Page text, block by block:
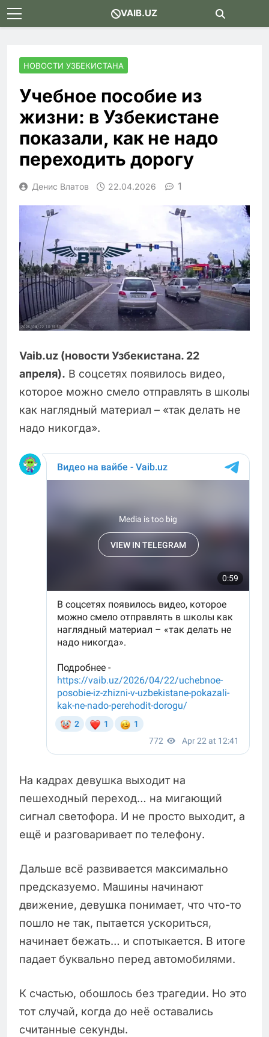
Skip
to
VAIB.UZ
НОВОСТИ УЗБЕКИСТАНА
Учебное пособие из
жизни: в Узбекистане
показали, как не надо
переходить дорогу
Денис Влатов 22.04.2026 1
Vaib.uz (новости Узбекистана. 22
апреля). В соцсетях появилось видео,
которое можно смело отправлять в школы
как наглядный материал – «так делать не
надо никогда».
На кадрах девушка выходит на
пешеходный переход… на мигающий
сигнал светофора. И не просто выходит, а
ещё и разговаривает по телефону.
Дальше всё развивается максимально
предсказуемо. Машины начинают
движение, девушка понимает, что что-то
пошло не так, пытается ускориться,
начинает бежать… и спотыкается. В итоге
падает буквально перед автомобилями.
К счастью, обошлось без трагедии. Но это
тот случай, когда до неё оставались
считанные секунды.